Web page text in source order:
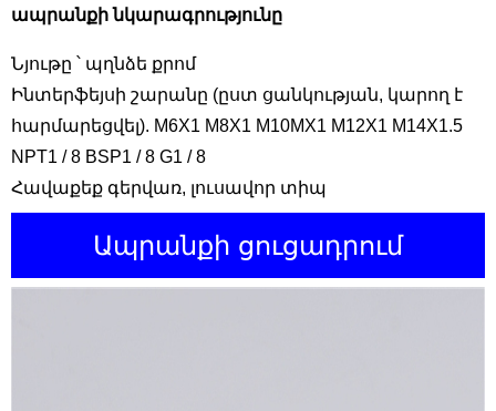
ապրանքի նկարագրությունը
Նյութը ՝ պղնձե քրոմ
Ինտերֆեյսի շարանը (ըստ ցանկության, կարող է
հարմարեցվել). M6X1 M8X1 M10MX1 M12X1 M14X1.5
NPT1 / 8 BSP1 / 8 G1 / 8
Հավաքեք գերվառ, լուսավոր տիպ
Ապրանքի ցուցադրում